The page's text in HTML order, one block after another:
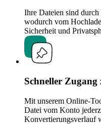
Ihre Dateien sind
wodurch vom
Sicherheit und
Schneller Zugang
Mit unserem Online-
Datei vom Konto
Konvertierungsverlauf